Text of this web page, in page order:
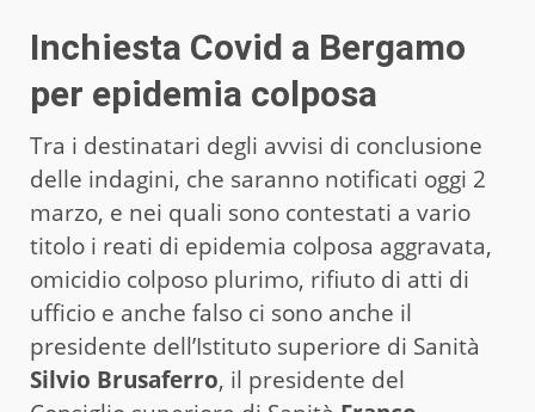
Inchiesta Covid a Bergamo
per epidemia colposa
Tra i destinatari degli avvisi di conclusione
delle indagini, che saranno notificati oggi 2
marzo, e nei quali sono contestati a vario
titolo i reati di epidemia colposa aggravata,
omicidio colposo plurimo, rifiuto di atti di
ufficio e anche falso ci sono anche il
presidente dell’Istituto superiore di Sanità
Silvio Brusaferro, il presidente del